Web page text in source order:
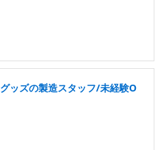
ッズの製造スタッフ/未経験O